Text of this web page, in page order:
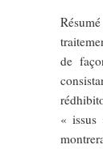
de
« issus